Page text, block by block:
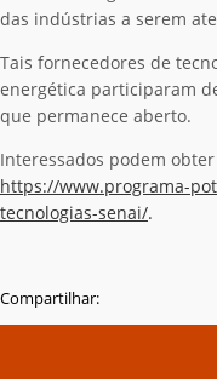
das indústrias a serem
Tais fornecedores de
energética participaram
que permanece aberto.
Interessados podem
https://www.programa-
tecnologias-senai/.
Compartilhar: